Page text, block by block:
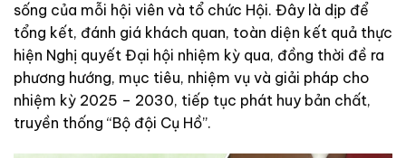
sống của mỗi hội viên và tổ chức Hội. Đây là dịp để
tổng kết, đánh giá khách quan, toàn diện kết quả thực
hiện Nghị quyết Đại hội nhiệm kỳ qua, đồng thời đề ra
phương hướng, mục tiêu, nhiệm vụ và giải pháp cho
nhiệm kỳ 2025 – 2030, tiếp tục phát huy bản chất,
truyền thống “Bộ đội Cụ Hồ”.